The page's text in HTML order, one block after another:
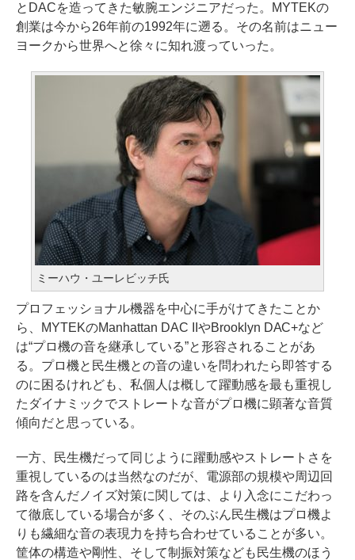
とDACを造ってきた敏腕エンジニアだった。MYTEKの
創業は今から26年前の1992年に遡る。その名前はニュー
ヨークから世界へと徐々に知れ渡っていった。
ミーハウ・ユーレビッチ氏
プロフェッショナル機器を中心に手がけてきたことか
ら、MYTEKのManhattan DAC IIやBrooklyn DAC+など
は“プロ機の音を継承している”と形容されることがあ
る。プロ機と民生機との音の違いを問われたら即答する
のに困るけれども、私個人は概して躍動感を最も重視し
たダイナミックでストレートな音がプロ機に顕著な音質
傾向だと思っている。
一方、民生機だって同じように躍動感やストレートさを
重視しているのは当然なのだが、電源部の規模や周辺回
路を含んだノイズ対策に関しては、より入念にこだわっ
て徹底している場合が多く、そのぶん民生機はプロ機よ
りも繊細な音の表現力を持ち合わせていることが多い。
筐体の構造や剛性、そして制振対策なども民生機のほう